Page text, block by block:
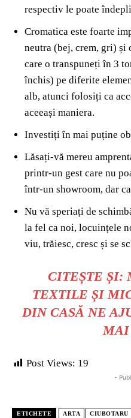
respectiv le poate
Cromatica este foarte
neutra (bej, crem, gri) și
care o transpuneți în 3
închis) pe diferite
alb, atunci folosiți ca
aceeași maniera.
Investiți în mai puține
Lăsați-vă mereu
printr-un gest care nu
într-un showroom, dar
Nu vă speriați de
la fel ca noi, locuințele
viu, trăiesc, cresc și se
CITEȘTE ȘI:
TEXTILE ȘI
DIN CASĂ NE
MAI
Post Views: 19
-
ETICHETE ARTA CIUBOTARU